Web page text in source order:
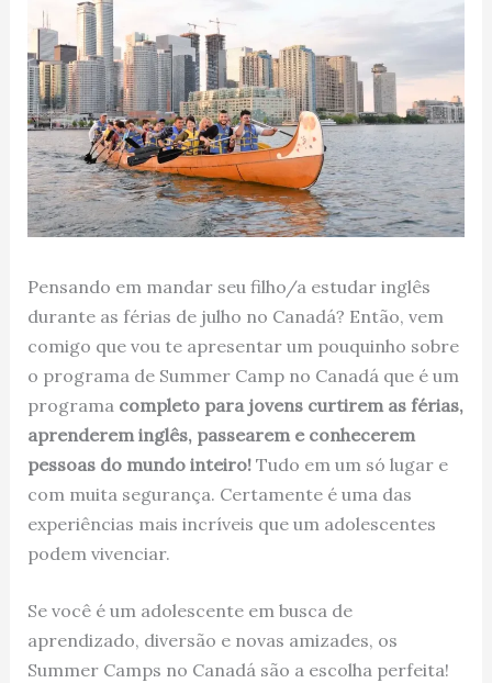
Pensando em mandar seu filho/a estudar inglês
durante as férias de julho no Canadá? Então, vem
comigo que vou te apresentar um pouquinho sobre
o programa de Summer Camp no Canadá que é um
programa completo para jovens curtirem as férias,
aprenderem inglês, passearem e conhecerem
pessoas do mundo inteiro!Tudo em um só lugar e
com muita segurança. Certamente é uma das
experiências mais incríveis que um adolescentes
podem vivenciar.
Se você é um adolescente em busca de
aprendizado, diversão e novas amizades, os
Summer Camps no Canadá são a escolha perfeita!